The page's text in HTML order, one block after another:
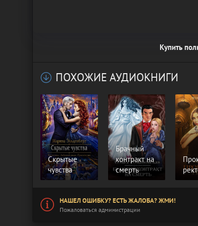
Купить
ПОХОЖИЕ АУДИОКНИГИ
Скрытые
чувства
Брачный
контракт на
смерть
НАШЕЛ ОШИБКУ? ЕСТЬ ЖАЛОБА? ЖМИ!
Пожаловаться администрации